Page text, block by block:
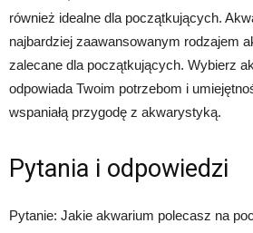
również idealne dla początkujących.
najbardziej zaawansowanym rodzajem
zalecane dla początkujących. Wybierz
odpowiada Twoim potrzebom i
wspaniałą przygodę z akwarystyką.
Pytania i odpowiedzi
Pytanie: Jakie akwarium polecasz na